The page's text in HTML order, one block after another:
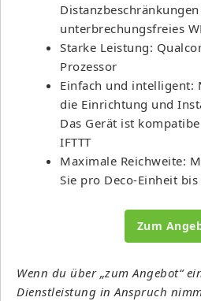
unterbrechungsfreies
Starke Leistung:
Prozessor
Einfach und intelligent:
die Einrichtung und
Das Gerät ist
IFTTT
Maximale Reichweite:
Sie pro Deco-Einheit
Zum
Wenn du über „zum Angebot“
Dienstleistung in Anspruch